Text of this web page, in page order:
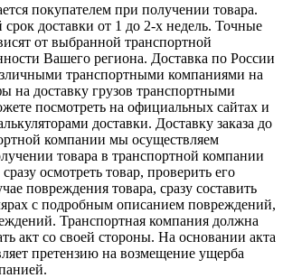
покупателем при получении товара.
доставки от 1 до 2-х недель. Точные
от выбранной транспортной
Вашего региона. Доставка по России
транспортными компаниями на
на доставку грузов транспортными
посмотреть на официальных сайтах и
доставки. Доставку заказа до
компании мы осуществляем
товара в транспортной компании
осмотреть товар, проверить его
повреждения товара, сразу составить
с подробным описанием повреждений,
Транспортная компания должна
акт со своей стороны. На основании акта
претензию на возмещение ущерба